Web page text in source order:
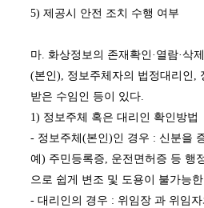
5) 제공시 안전 조치 수행 여부
마. 화상정보의 존재확인·열람·삭
(본인), 정보주체자의 법정대리인,
받은 수임인 등이 있다.
1) 정보주체 혹은 대리인 확인방법
- 정보주체(본인)인 경우 : 신분을
예) 주민등록증, 운전면허증 등 행
으로 쉽게 변조 및 도용이 불가능한
- 대리인의 경우 : 위임장 과 위임